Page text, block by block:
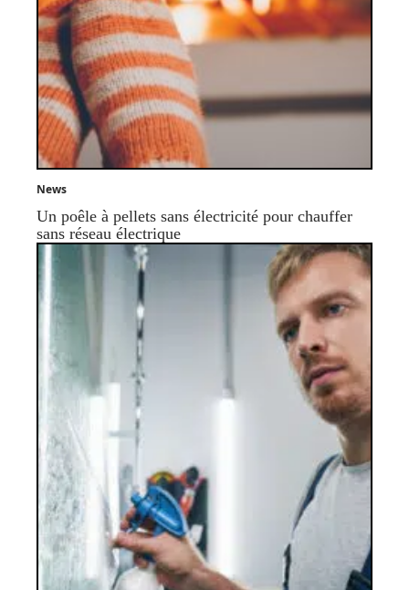
News
Un poêle à pellets sans électricité pour chauffer
sans réseau électrique